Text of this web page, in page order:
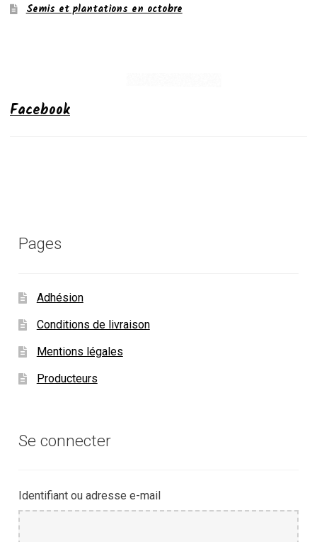
Semis et plantations en octobre
Facebook
Pages
Adhésion
Conditions de livraison
Mentions légales
Producteurs
Se connecter
Identifiant ou adresse e-mail